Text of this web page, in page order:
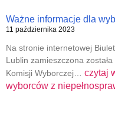
Ważne informacje dla
11 października 2023
Na stronie internetowej
Lublin zamieszczona
Komisji Wyborczej… czytaj
wyborców z